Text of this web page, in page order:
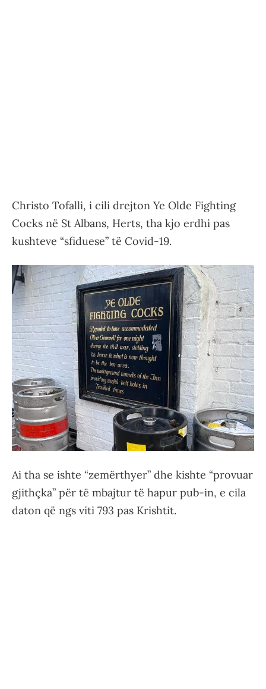
Christo Tofalli, i cili drejton Ye Olde Fighting
Cocks në St Albans, Herts, tha kjo erdhi pas
kushteve “sfiduese” të Covid-19.
Ai tha se ishte “zemërthyer” dhe kishte “provuar
gjithçka” për të mbajtur të hapur pub-in, e cila
daton që ngs viti 793 pas Krishtit.